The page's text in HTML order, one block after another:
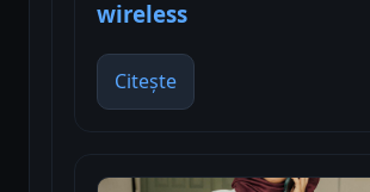
wireless
Citește